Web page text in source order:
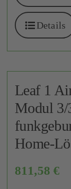
Details
Leaf 1
Modul 3/
Home-
811,58€